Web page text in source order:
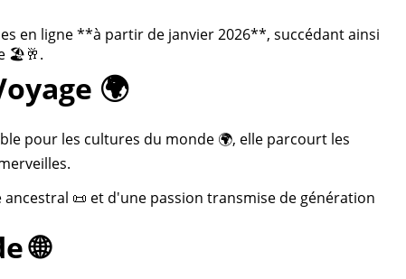
en ligne **à partir de janvier 2026**, succédant ainsi
🏖️🥂.
🌍
pour les cultures du monde 🌍, elle parcourt les
📜 et d'une passion transmise de génération
🌐